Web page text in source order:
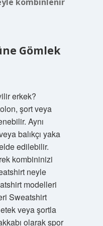
Gömlek
erkek?
şort veya
Aynı
balıkçı yaka
edilebilir.
kombininizi
neyle
modelleri
Sweatshirt
veya şortla
olarak spor